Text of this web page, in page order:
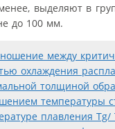
выделяют в
до 100 мм.